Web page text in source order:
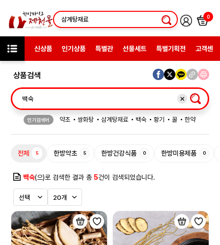
0
신상품 인기상품 특별관 선물세트 특별기획전 고객센터
상품검색
인기검색어 약초 쌍화탕 삼계탕재료 백숙 황기 꿀
한약
전체 5 한방약초 5 한방건강식품 0 한방미용제품 0
백숙(으)로 검색한 결과 총5건이 검색되었습니다.